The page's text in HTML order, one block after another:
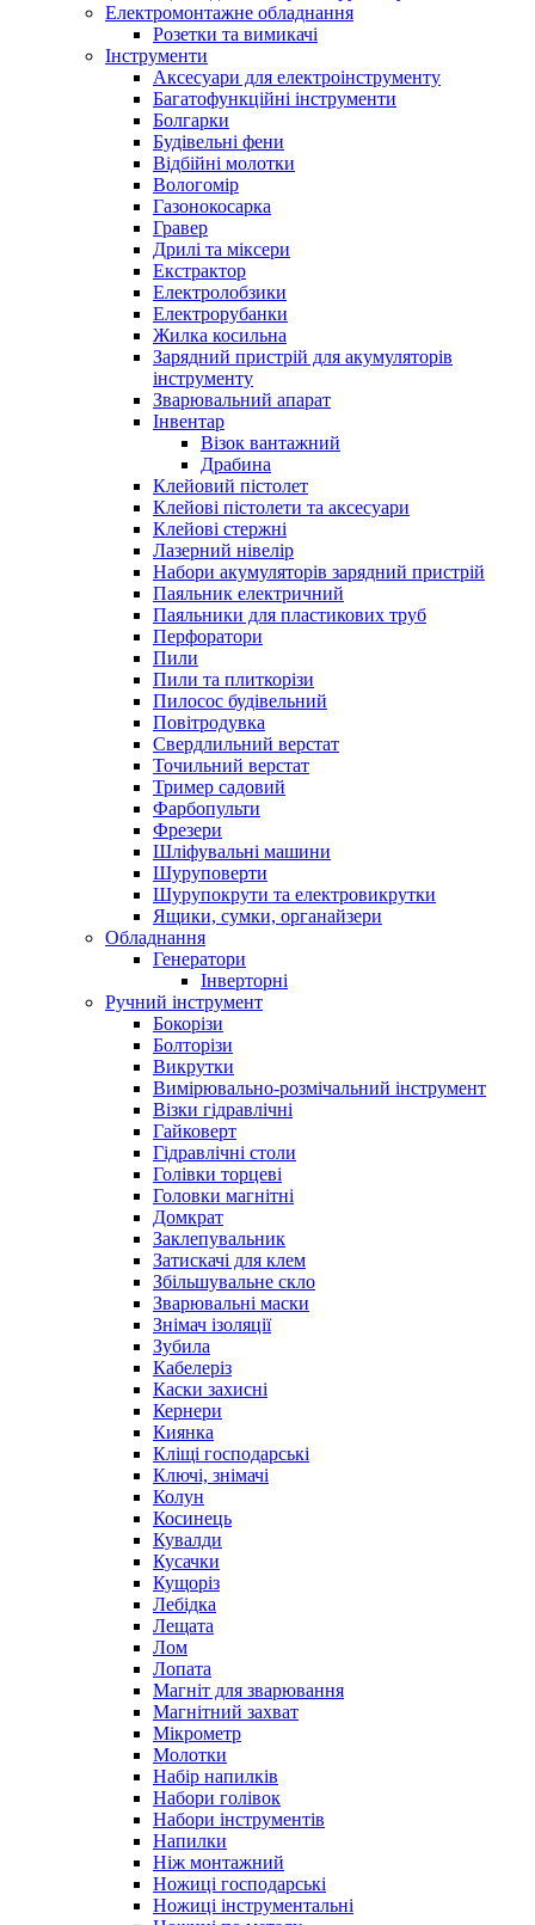
Електромонтажне обладнання
Розетки та вимикачі
Інструменти
Аксесуари для електроінструменту
Багатофункційні інструменти
Болгарки
Будівельні фени
Відбійні молотки
Вологомір
Газонокосарка
Гравер
Дрилі та міксери
Екстрактор
Електролобзики
Електрорубанки
Жилка косильна
Зарядний пристрій для акумуляторів
інструменту
Зварювальний апарат
Інвентар
Візок вантажний
Драбина
Клейовий пістолет
Клейові пістолети та аксесуари
Клейові стержні
Лазерний нівелір
Набори акумуляторів зарядний пристрій
Паяльник електричний
Паяльники для пластикових труб
Перфоратори
Пили
Пили та плиткорізи
Пилосос будівельний
Повітродувка
Свердлильний верстат
Точильний верстат
Тример садовий
Фарбопульти
Фрезери
Шліфувальні машини
Шуруповерти
Шурупокрути та електровикрутки
Ящики, сумки, органайзери
Обладнання
Генератори
Інверторні
Ручний інструмент
Бокорізи
Болторізи
Викрутки
Вимірювально-розмічальний інструмент
Візки гідравлічні
Гайковерт
Гідравлічні столи
Голівки торцеві
Головки магнітні
Домкрат
Заклепувальник
Затискачі для клем
Збільшувальне скло
Зварювальні маски
Знімач ізоляції
Зубила
Кабелеріз
Каски захисні
Кернери
Киянка
Кліщі господарські
Ключі, знімачі
Колун
Косинець
Кувалди
Кусачки
Кущоріз
Лебідка
Лещата
Лом
Лопата
Магніт для зварювання
Магнітний захват
Мікрометр
Молотки
Набір напилків
Набори голівок
Набори інструментів
Напилки
Ніж монтажний
Ножиці господарські
Ножиці інструментальні